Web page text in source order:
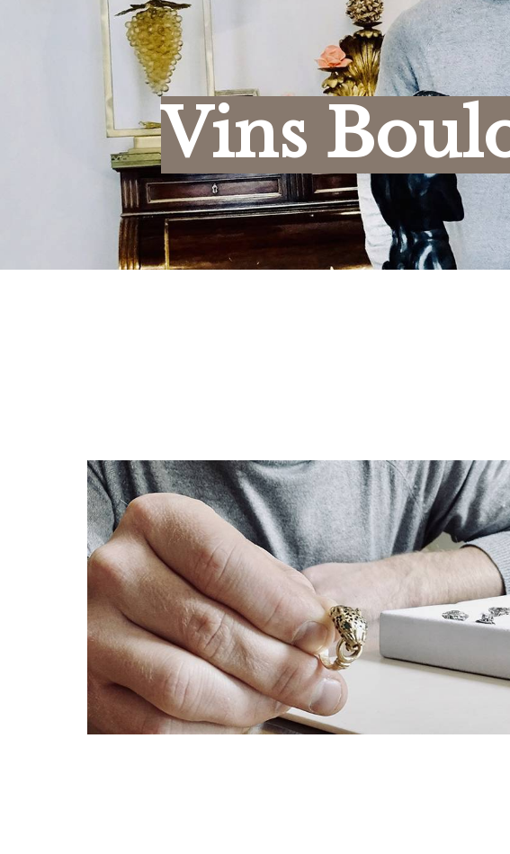
Vins
Panneau de gestion des cookies